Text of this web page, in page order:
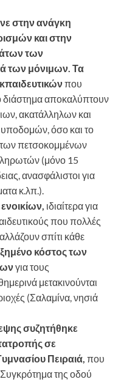
στην ανάγκη
και στην
των
των μόνιμων. Τα
που
διάστημα αποκαλύπτουν
ακατάλληλων και
υποδομών, όσο και το
πετσοκομμένων
(μόνο 15
ανασφάλιστοι για
κ.λπ.).
ιδιαίτερα για
που πολλές
σπίτι κάθε
κόστος των
για τους
μετακινούνται
(Σαλαμίνα, νησιά
συζητήθηκε
σε
Πειραιά, που
Συγκρότημα της οδού